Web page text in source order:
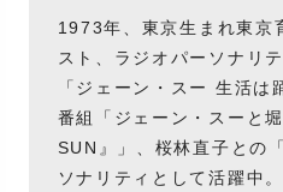
1973年、東京生まれ東京
スト、ラジオパーソナリ
「ジェーン・スー 生活は
番組「ジェーン・スーと
SUN』」、桜林直子との
ソナリティとして活躍中